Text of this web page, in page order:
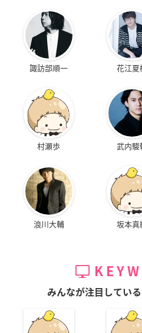
諏訪部順一 花江夏
村瀬歩 武内駿
浪川大輔 坂本真
みんなが注目してい